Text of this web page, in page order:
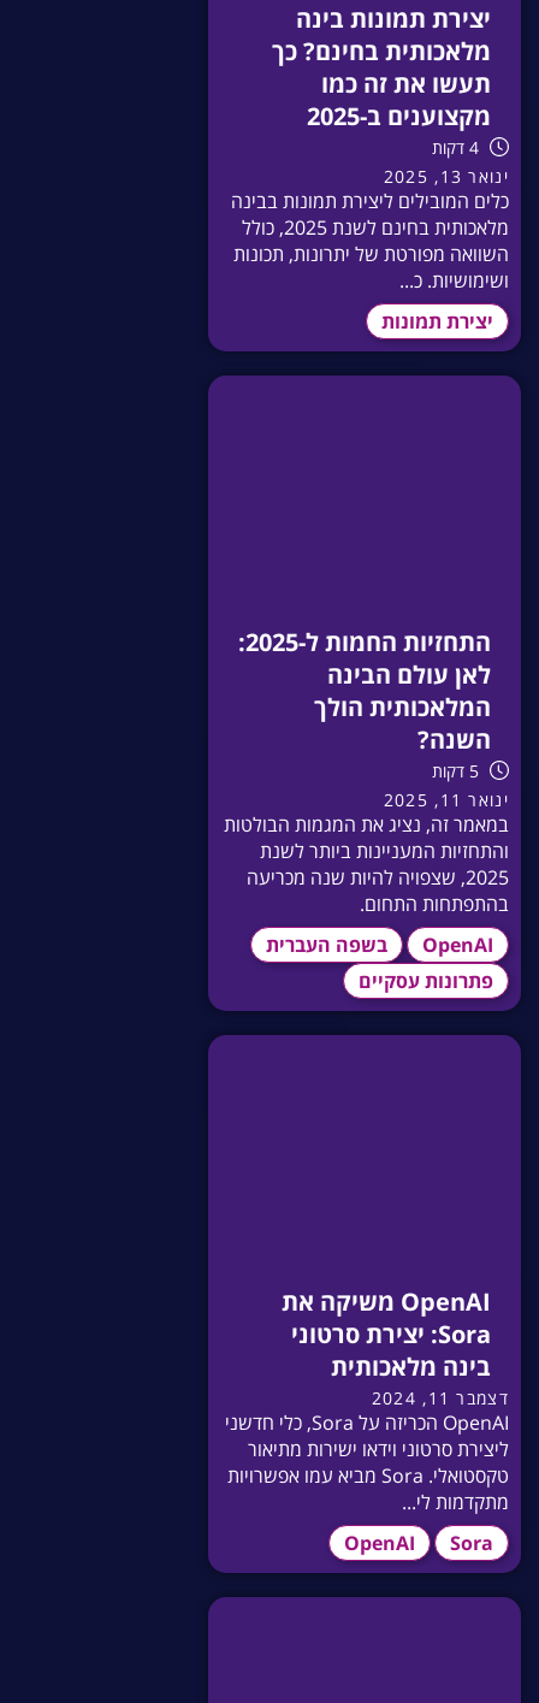
יצירת תמונות בינה
מלאכותית בחינם? כך
תעשו את זה כמו
מקצוענים ב-2025
4 דקות
ינואר 13, 2025
כלים המובילים ליצירת תמונות בבינה
מלאכותית בחינם לשנת 2025, כולל
השוואה מפורטת של יתרונות, תכונות
ושימושיות. כ...
יצירת תמונות
התחזיות החמות ל-2025:
לאן עולם הבינה
המלאכותית הולך
השנה?
5 דקות
ינואר 11, 2025
במאמר זה, נציג את המגמות הבולטות
והתחזיות המעניינות ביותר לשנת
2025, שצפויה להיות שנה מכריעה
בהתפתחות התחום.
OpenAI
בשפה העברית
פתרונות עסקיים
OpenAI משיקה את
Sora: יצירת סרטוני
בינה מלאכותית
דצמבר 11, 2024
OpenAI הכריזה על Sora, כלי חדשני
ליצירת סרטוני וידאו ישירות מתיאור
טקסטואלי. Sora מביא עמו אפשרויות
מתקדמות לי...
Sora
OpenAI